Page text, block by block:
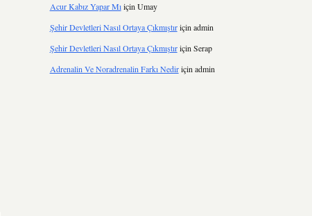
Acur Kabız Yapar Mıiçin Umay
Şehir Devletleri Nasıl Ortaya Çıkmıştıriçin admin
Şehir Devletleri Nasıl Ortaya Çıkmıştıriçin Serap
Adrenalin Ve Noradrenalin Farkı Nediriçin admin